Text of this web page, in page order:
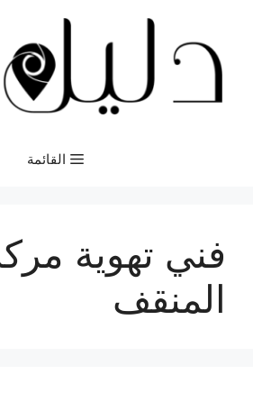
المحتوى
القائمة
فني تهوية
المنقف